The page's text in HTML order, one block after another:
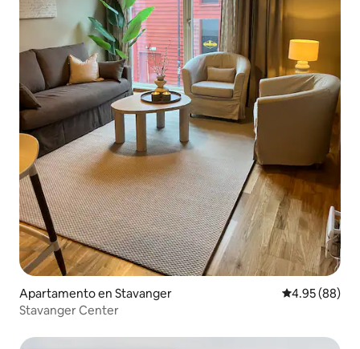
Apartamento en Stavanger Calificación
4.95 (88)
Stavanger Center